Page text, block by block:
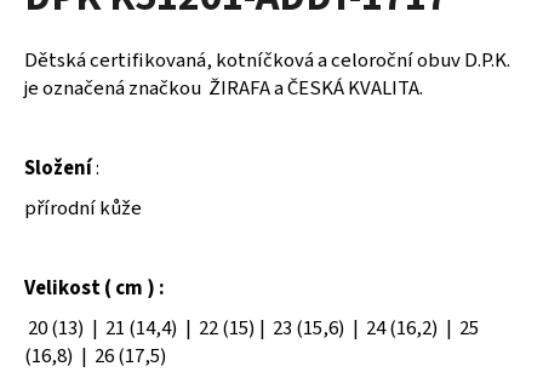
z
5
hvězdiček.
Dětská certifikovaná, kotníčková a celoroční obuv D.P.K.
je označená značkou ŽIRAFA a ČESKÁ KVALITA.
Složení:
přírodní kůže
Velikost ( cm ) :
20 (13) | 21 (14,4) | 22 (15) | 23 (15,6) | 24 (16,2) | 25
(16,8) | 26 (17,5)
j
í
?
HLEDAT